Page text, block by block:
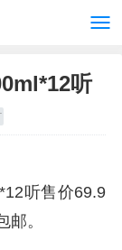
听
听售价69.9
。